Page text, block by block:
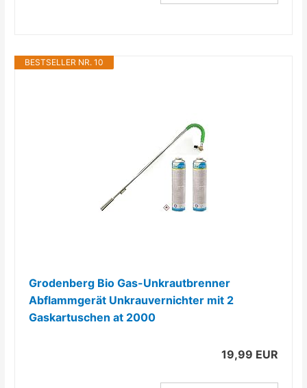
BESTSELLER NR. 10
Grodenberg Bio Gas-Unkrautbrenner
Abflammgerät Unkrauvernichter mit 2
Gaskartuschen at 2000
19,99 EUR